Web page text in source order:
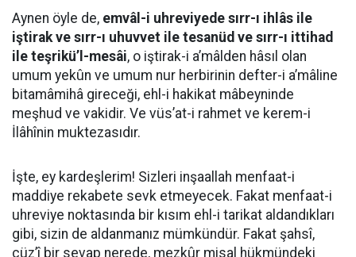
Aynen öyle de, emvâl-i uhreviyede sırr-ı ihlâs ile
iştirak ve sırr-ı uhuvvet ile tesanüd ve sırr-ı ittihad
ile teşrikü’l-mesâi, o iştirak-i a’mâlden hâsıl olan
umum yekûn ve umum nur herbirinin defter-i a’mâline
bitamâmihâ gireceği, ehl-i hakikat mâbeyninde
meşhud ve vakidir. Ve vüs’at-i rahmet ve kerem-i
İlâhînin muktezasıdır.
İşte, ey kardeşlerim! Sizleri inşaallah menfaat-i
maddiye rekabete sevk etmeyecek. Fakat menfaat-i
uhreviye noktasında bir kısım ehl-i tarikat aldandıkları
gibi, sizin de aldanmanız mümkündür. Fakat şahsî,
cüz’î bir sevap nerede, mezkûr misal hükmündeki